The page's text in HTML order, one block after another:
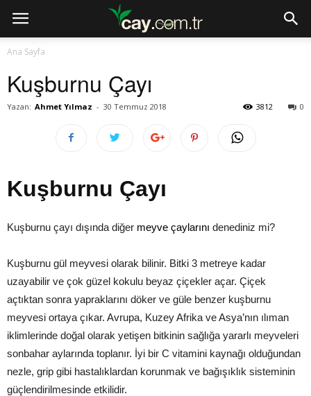
Ana Sayfa
Kuşburnu Çayı
Yazan: Ahmet Yılmaz - 30 Temmuz 2018 0
3812
Kuşburnu Çayı
Kuşburnu çayı dışında diğer meyve çaylarını denediniz mi?
Kuşburnu gül meyvesi olarak bilinir. Bitki 3 metreye kadar
uzayabilir ve çok güzel kokulu beyaz çiçekler açar. Çiçek
açtıktan sonra yapraklarını döker ve güle benzer kuşburnu
meyvesi ortaya çıkar. Avrupa, Kuzey Afrika ve Asya’nın ılıman
iklimlerinde doğal olarak yetişen bitkinin sağlığa yararlı meyveleri
sonbahar aylarında toplanır. İyi bir C vitamini kaynağı olduğundan
nezle, grip gibi hastalıklardan korunmak ve bağışıklık sisteminin
güçlendirilmesinde etkilidir.